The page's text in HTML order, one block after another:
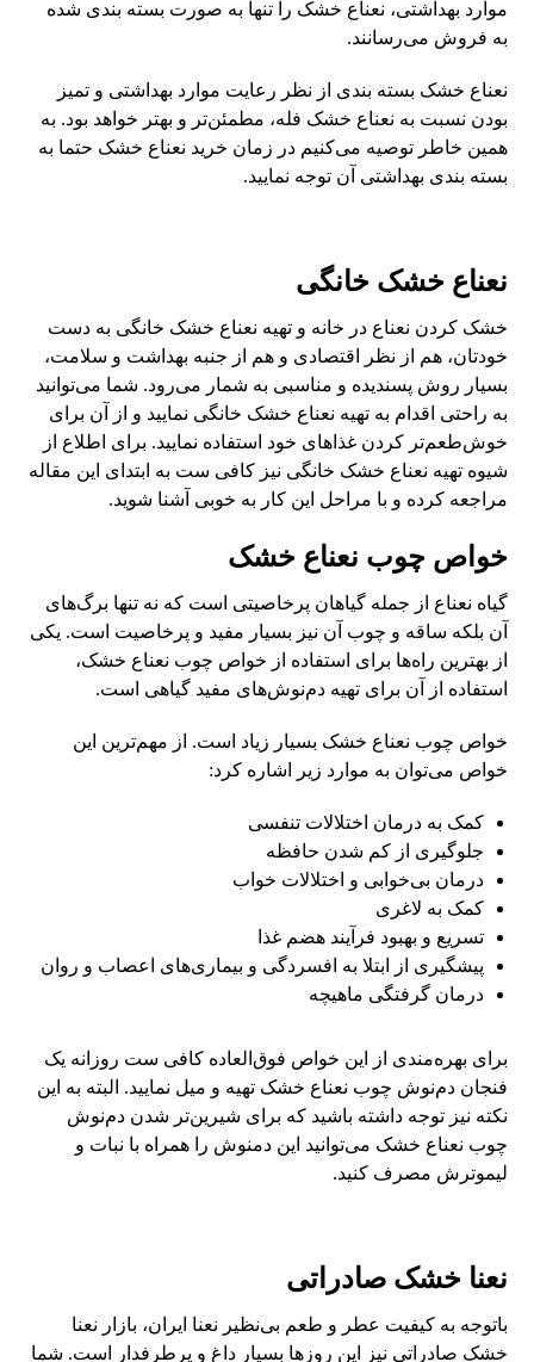
موارد بهداشتی، نعناع خشک را تنها به صورت بسته بندی شده
به فروش می‌رسانند.
نعناع خشک بسته بندی از نظر رعایت موارد بهداشتی و تمیز
بودن نسبت به نعناع خشک فله، مطمئن‌تر و بهتر خواهد بود. به
همین خاطر توصیه می‌کنیم در زمان خرید نعناع خشک حتما به
بسته بندی بهداشتی آن توجه نمایید.
نعناع خشک خانگی
خشک کردن نعناع در خانه و تهیه نعناع خشک خانگی به دست
خودتان، هم از نظر اقتصادی و هم از جنبه بهداشت و سلامت،
بسیار روش پسندیده و مناسبی به شمار می‌رود. شما می‌توانید
به راحتی اقدام به تهیه نعناع خشک خانگی نمایید و از آن برای
خوش‌طعم‌تر کردن غذاهای خود استفاده نمایید. برای اطلاع از
شیوه تهیه نعناع خشک خانگی نیز کافی ست به ابتدای این مقاله
مراجعه کرده و با مراحل این کار به خوبی آشنا شوید.
خواص چوب نعناع خشک
گیاه نعناع از جمله گیاهان پرخاصیتی است که نه تنها برگ‌های
آن بلکه ساقه و چوب آن نیز بسیار مفید و پرخاصیت است. یکی
از بهترین راه‌ها برای استفاده از خواص چوب نعناع خشک،
استفاده از آن برای تهیه دم‌نوش‌های مفید گیاهی است.
خواص چوب نعناع خشک بسیار زیاد است. از مهم‌ترین این
خواص می‌توان به موارد زیر اشاره کرد:
کمک به درمان اختلالات تنفسی
جلوگیری از کم شدن حافظه
درمان بی‌خوابی و اختلالات خواب
کمک به لاغری
تسریع و بهبود فرآیند هضم غذا
پیشگیری از ابتلا به افسردگی و بیماری‌های اعصاب و روان
درمان گرفتگی ماهیچه
برای بهره‌مندی از این خواص فوق‌العاده کافی ست روزانه یک
فنجان دم‌نوش چوب نعناع خشک تهیه و میل نمایید. البته به این
نکته نیز توجه داشته باشید که برای شیرین‌تر شدن دم‌نوش
چوب نعناع خشک می‌توانید این دمنوش را همراه با نبات و
لیموترش مصرف کنید.
نعنا خشک صادراتی
باتوجه به کیفیت عطر و طعم بی‌نظیر نعنا ایران، بازار نعنا
خشک صادراتی نیز این روزها بسیار داغ و پرطرفدار است. شما